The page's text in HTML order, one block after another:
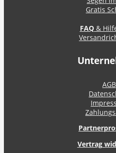
Gratis
FAQ&
AGB
Vertrag